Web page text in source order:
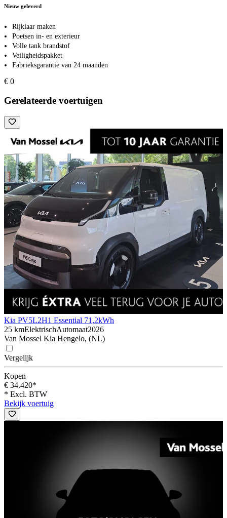
Nieuw geleverd
Rijklaar maken
Poetsen in- en exterieur
Volle tank brandstof
Veiligheidspakket
Fabrieksgarantie van 24 maanden
€ 0
Gerelateerde voertuigen
Kia PV5L2H1 Essential 71,2kWh
25 kmElektrischAutomaat2026
Van Mossel Kia Hengelo, (NL)
Vergelijk
Kopen
€ 34.420*
* Excl. BTW
Bekijk voertuig